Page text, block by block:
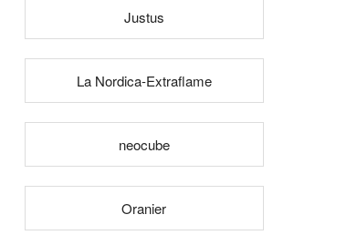
Justus
La Nordica-Extraflame
neocube
Oranier